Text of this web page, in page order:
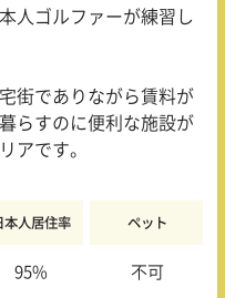
人ゴルファーが練習し
街でありながら賃料が
らすのに便利な施設が
アです。
本人居住率 ペット
95% 不可